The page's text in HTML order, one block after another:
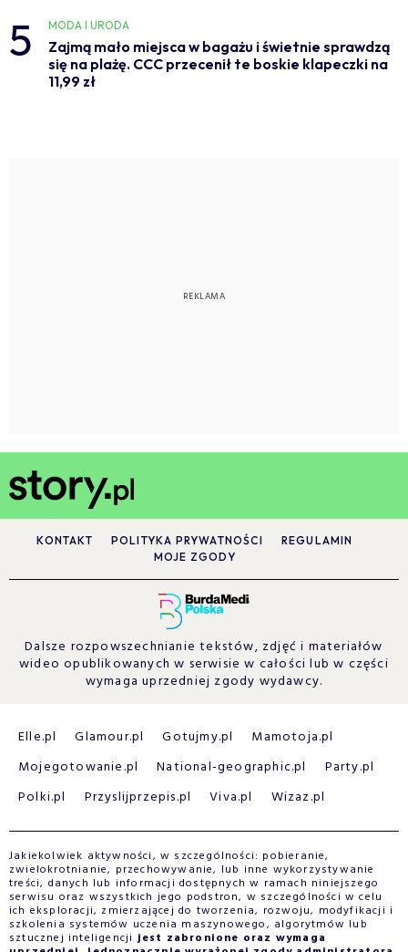
5 MODA I URODA
Zajmą mało miejsca w bagażu i świetnie sprawdzą
się na plażę. CCC przecenił te boskie klapeczki na
11,99 zł
KONTAKT POLITYKA PRYWATNOŚCI
REGULAMIN
MOJE ZGODY
Dalsze rozpowszechnianie tekstów, zdjęć i materiałów
wideo opublikowanych w serwisie w całości lub w części
wymaga uprzedniej zgody wydawcy.
Elle.pl Glamour.pl Gotujmy.pl
Mamotoja.pl
Mojegotowanie.pl
National-geographic.pl
Party.pl
Polki.pl
Przyslijprzepis.pl Viva.pl Wizaz.pl
Jakiekolwiek aktywności, w szczególności: pobieranie,
zwielokrotnianie, przechowywanie, lub inne wykorzystywanie
treści, danych lub informacji dostępnych w ramach niniejszego
serwisu oraz wszystkich jego podstron, w szczególności w celu
ich eksploracji, zmierzającej do tworzenia, rozwoju, modyfikacji i
szkolenia systemów uczenia maszynowego, algorytmów lub
sztucznej inteligencjijest zabronione oraz wymaga